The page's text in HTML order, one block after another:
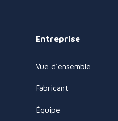
Entreprise
Vue d'ensemble
Fabricant
Équipe